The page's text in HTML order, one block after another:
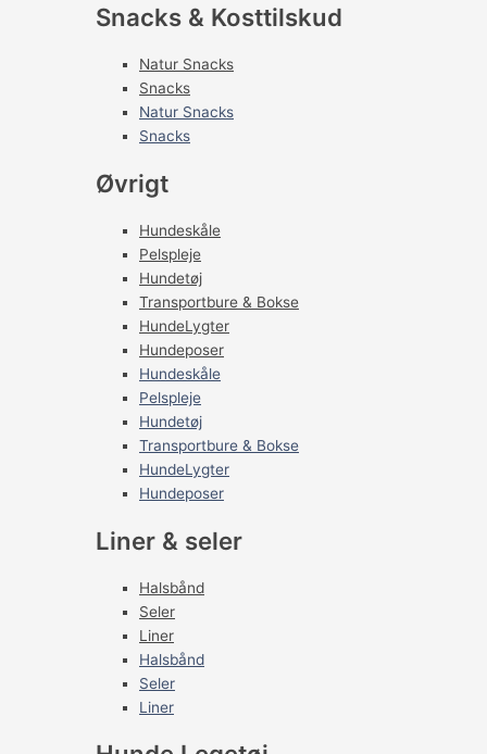
Snacks & Kosttilskud
Natur Snacks
Snacks
Natur Snacks
Snacks
Øvrigt
Hundeskåle
Pelspleje
Hundetøj
Transportbure & Bokse
HundeLygter
Hundeposer
Hundeskåle
Pelspleje
Hundetøj
Transportbure & Bokse
HundeLygter
Hundeposer
Liner & seler
Halsbånd
Seler
Liner
Halsbånd
Seler
Liner